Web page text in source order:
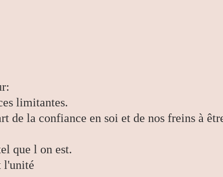
limitantes.
la confiance en soi et de nos freins à
que l on est.
l'unité